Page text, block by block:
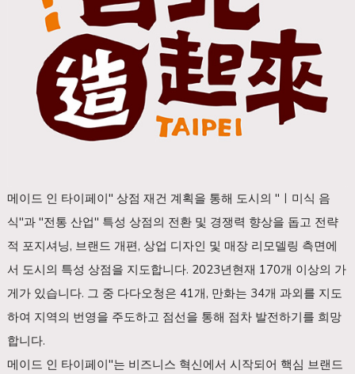
메이드 인 타이페이" 상점 재건 계획을 통해 도시의 "ㅣ미식 음
식"과 "전통 산업" 특성 상점의 전환 및 경쟁력 향상을 돕고 전략
적 포지셔닝, 브랜드 개편, 상업 디자인 및 매장 리모델링 측면에
서 도시의 특성 상점을 지도합니다. 2023년현재 170개 이상의 가
게가 있습니다. 그 중 다다오청은 41개, 만화는 34개 과외를 지도
하여 지역의 번영을 주도하고 점선을 통해 점차 발전하기를 희망
합니다.
메이드 인 타이페이"는 비즈니스 혁신에서 시작되어 핵심 브랜드